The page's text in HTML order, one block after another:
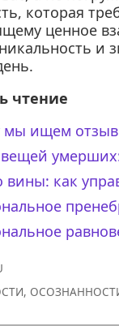
которая
ценное
и
чтение
ищем
вины: как
,